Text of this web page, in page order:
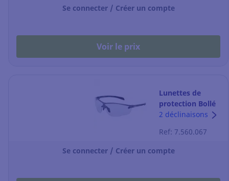
Se connecter / Créer un compte
Voir le prix
Lunettes de
protection Bollé
Silium+ - la paire
2 déclinaisons
Ref: 7.560.067
Se connecter / Créer un compte